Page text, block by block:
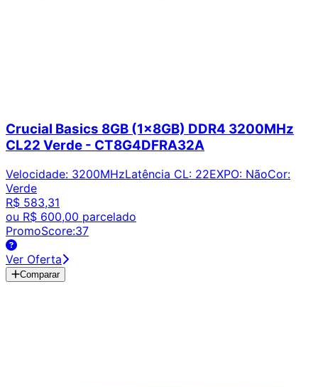
Crucial Basics 8GB (1x8GB) DDR4 3200MHz
CL22 Verde - CT8G4DFRA32A
Velocidade: 3200MHzLatência CL: 22EXPO: NãoCor:
Verde
R$ 583,31
ou R$ 600,00 parcelado
PromoScore:37
Ver Oferta
Comparar